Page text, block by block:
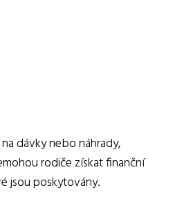
dávky nebo náhrady,
rodiče získat finanční
jsou poskytovány.